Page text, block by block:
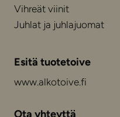
Vihreät viinit
Juhlat ja juhlajuomat
Esitä tuotetoive
www.alkotoive.fi
Ota yhteyttä